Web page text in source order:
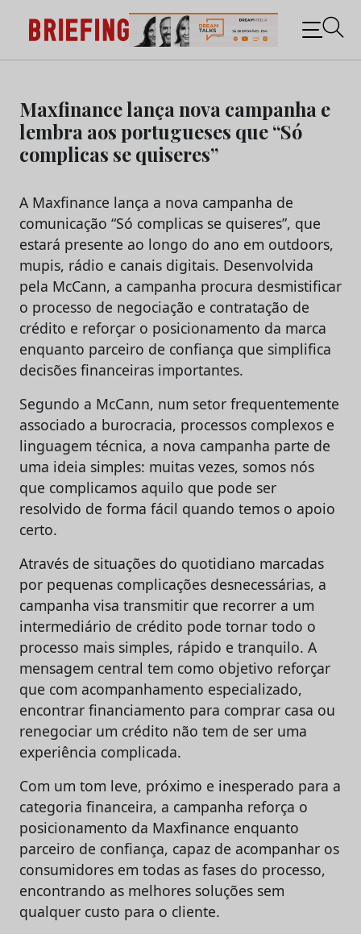
content
Briefing: Todas as notícias sobre os negócios do
Marketing e da Publicidade
Maxfinance lança nova campanha e
lembra aos portugueses que “Só
complicas se quiseres”
A Maxfinance lança a nova campanha de
comunicação “Só complicas se quiseres”, que
estará presente ao longo do ano em outdoors,
mupis, rádio e canais digitais. Desenvolvida
pela McCann, a campanha procura desmistificar
o processo de negociação e contratação de
crédito e reforçar o posicionamento da marca
enquanto parceiro de confiança que simplifica
decisões financeiras importantes.
Segundo a McCann, num setor frequentemente
associado a burocracia, processos complexos e
linguagem técnica, a nova campanha parte de
uma ideia simples: muitas vezes, somos nós
que complicamos aquilo que pode ser
resolvido de forma fácil quando temos o apoio
certo.
Através de situações do quotidiano marcadas
por pequenas complicações desnecessárias, a
campanha visa transmitir que recorrer a um
intermediário de crédito pode tornar todo o
processo mais simples, rápido e tranquilo. A
mensagem central tem como objetivo reforçar
que com acompanhamento especializado,
encontrar financiamento para comprar casa ou
renegociar um crédito não tem de ser uma
experiência complicada.
Com um tom leve, próximo e inesperado para a
categoria financeira, a campanha reforça o
posicionamento da Maxfinance enquanto
parceiro de confiança, capaz de acompanhar os
consumidores em todas as fases do processo,
encontrando as melhores soluções sem
qualquer custo para o cliente.